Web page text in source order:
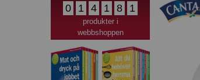
0 1 4 1 8 1
produkter i
webbshoppen